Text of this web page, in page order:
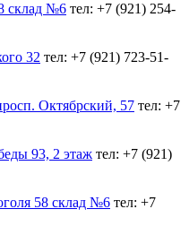
склад №6 тел: +7 (921) 254-
32 тел: +7 (921) 723-51-
Октябрский, 57 тел: +7
93, 2 этаж тел: +7 (921)
58 склад №6 тел: +7